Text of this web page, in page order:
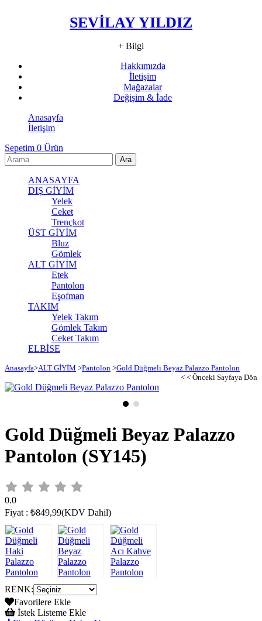
SEVİLAY YILDIZ
+ Bilgi
Hakkımızda
İletişim
Mağazalar
Değişim & İade
Anasayfa
İletişim
Sepetim 0 Ürün
ANASAYFA
DIŞ GİYİM
Yelek
Ceket
Trençkot
ÜST GİYİM
Bluz
Gömlek
ALT GİYİM
Etek
Pantolon
Eşofman
TAKIM
Yelek Takım
Gömlek Takım
Ceket Takım
ELBİSE
Anasayfa>ALT GİYİM >Pantolon >Gold Düğmeli Beyaz Palazzo Pantolon
< < Önceki Sayfaya Dön
Gold Düğmeli Beyaz Palazzo
Pantolon (SY145)
0.0
Fiyat : ₺849,99(KDV Dahil)
RENK:
Favorilere Ekle
İstek Listeme Ekle